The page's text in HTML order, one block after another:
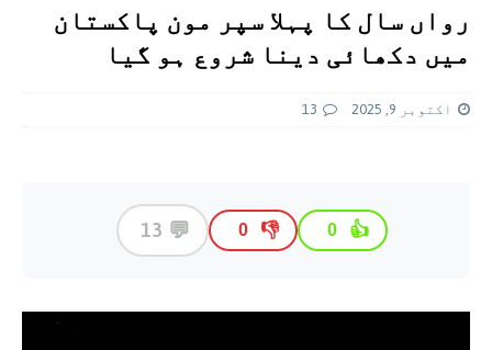
رواں سال کا پہلا سپر مون پاکستان
میں دکھائی دینا شروع ہو گیا
اکتوبر 9, 2025 13
👍
0
👎
0
💬
13